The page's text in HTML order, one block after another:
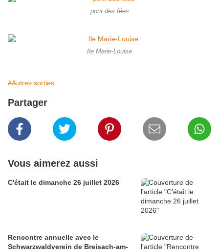
pont des fées
Ile Marie-Louise
#Autres sorties
Partager
Vous aimerez aussi
C'était le dimanche 26 juillet 2026
Rencontre annuelle avec le
Schwarzwaldverein de Breisach-am-